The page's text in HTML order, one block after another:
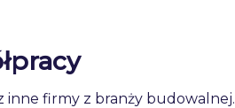
firmy z branży budowalnej.